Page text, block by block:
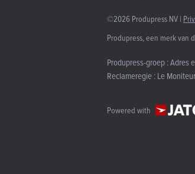
©2026 Produpress NV |
Produpress, een merk van
Produpress-groep :Adres
Reclameregie :Le
Powered with